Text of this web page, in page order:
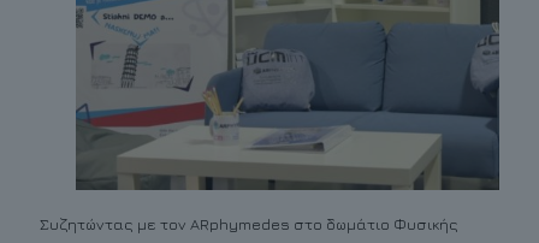
Συζητώντας με τον ARphymedes στο δωμάτιο Φυσικής